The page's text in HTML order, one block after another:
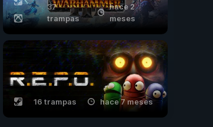
37
trampas
hace 2
meses
16 trampas hace 7 meses